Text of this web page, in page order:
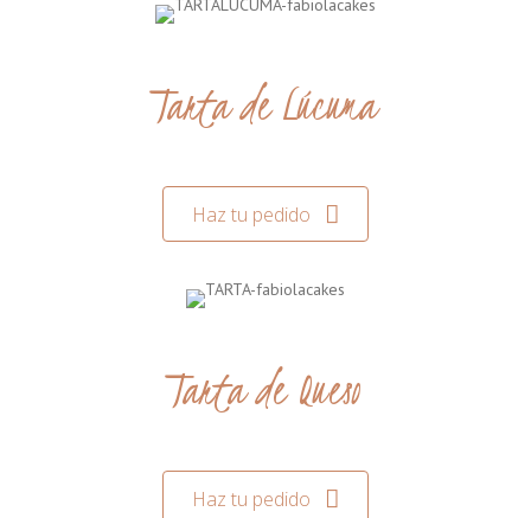
Tarta de Lúcuma
Haz tu pedido
Tarta de Queso
Haz tu pedido